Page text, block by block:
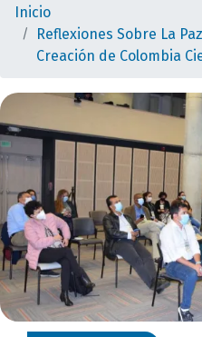
Inicio
Reflexiones Sobre La
Creación de Colombia